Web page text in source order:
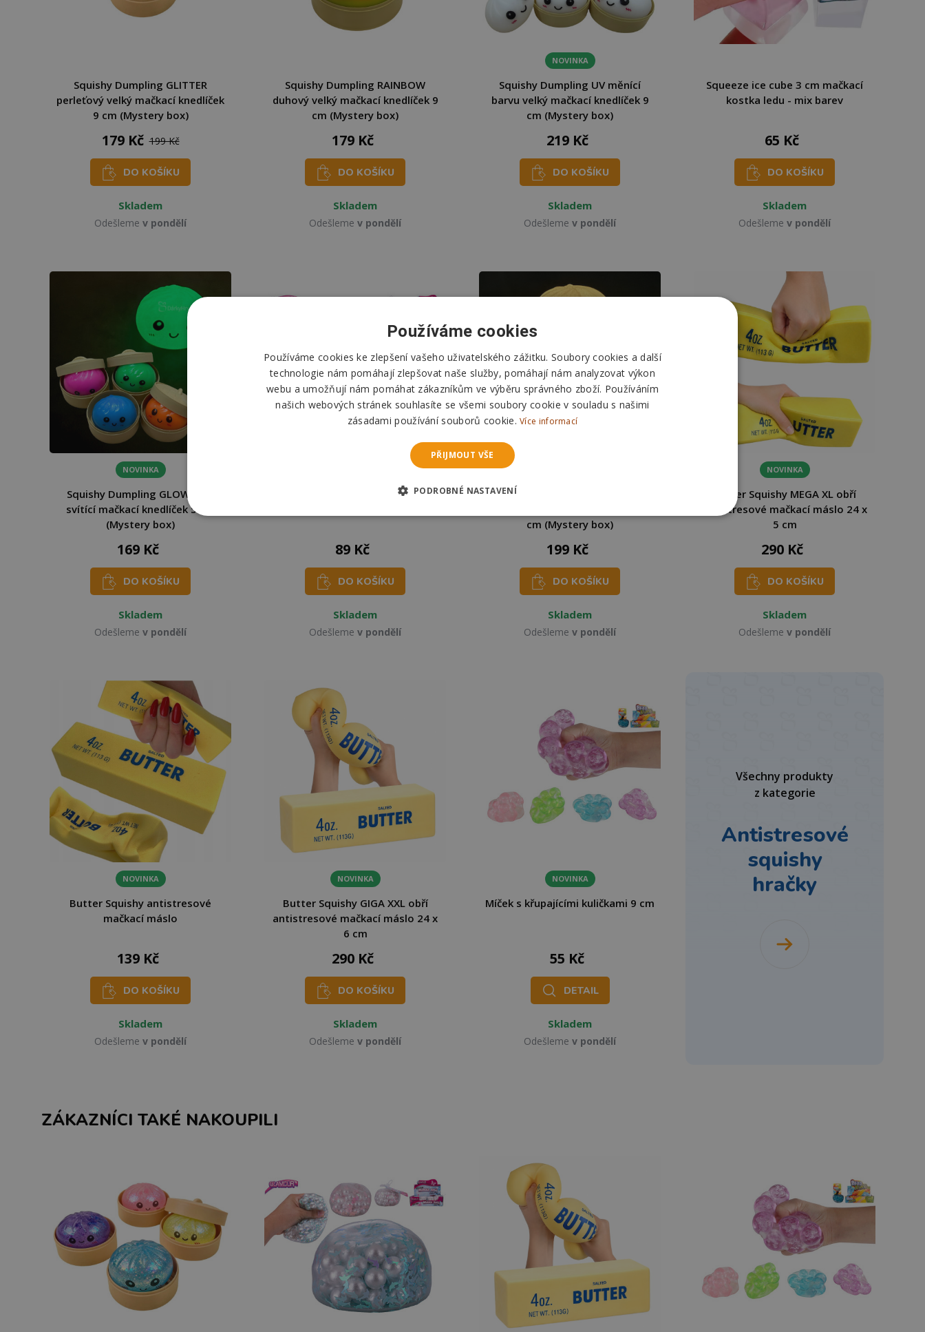
Squishy Dumpling GLITTER
perleťový velký mačkací knedlíček
9 cm (Mystery box)
179 Kč 199 Kč
DO KOŠÍKU
Skladem
Odešleme v pondělí
Squishy Dumpling RAINBOW
duhový velký mačkací knedlíček 9
cm (Mystery box)
179 Kč
DO KOŠÍKU
Skladem
Odešleme v pondělí
NOVINKA
Squishy Dumpling UV měnící
barvu velký mačkací knedlíček 9
cm (Mystery box)
219 Kč
DO KOŠÍKU
Skladem
Odešleme v pondělí
Squeeze ice cube 3 cm mačkací
kostka ledu - mix barev
65 Kč
DO KOŠÍKU
Skladem
Odešleme v pondělí
NOVINKA
Squishy Dumpling GLOW MINI
svítící mačkací knedlíček 5 cm
(Mystery box)
169 Kč
DO KOŠÍKU
Skladem
Odešleme v pondělí
Míček s křupajícími kuličkami
89 Kč
DO KOŠÍKU
Skladem
Odešleme v pondělí
Squishy Dumpling GLOW IN DARK
cm (Mystery box)
199 Kč
DO KOŠÍKU
Skladem
Odešleme v pondělí
NOVINKA
Butter Squishy MEGA XL obří
antistresové mačkací máslo 24 x
5 cm
290 Kč
DO KOŠÍKU
Skladem
Odešleme v pondělí
NOVINKA
Butter Squishy antistresové
mačkací máslo
139 Kč
DO KOŠÍKU
Skladem
Odešleme v pondělí
NOVINKA
Butter Squishy GIGA XXL obří
antistresové mačkací máslo 24 x
6 cm
290 Kč
DO KOŠÍKU
Skladem
Odešleme v pondělí
NOVINKA
Míček s křupajícími kuličkami 9 cm
55 Kč
DETAIL
Skladem
Odešleme v pondělí
Všechny produkty
z kategorie
Antistresové
squishy
hračky
ZÁKAZNÍCI TAKÉ NAKOUPILI
Používáme cookies
Používáme cookies ke zlepšení vašeho uživatelského zážitku. Soubory cookies a další
technologie nám pomáhají zlepšovat naše služby, pomáhají nám analyzovat výkon
webu a umožňují nám pomáhat zákazníkům ve výběru správného zboží. Používáním
našich webových stránek souhlasíte se všemi soubory cookie v souladu s našimi
zásadami používání souborů cookie.Více informací
PŘIJMOUT VŠE
PODROBNÉ NASTAVENÍ